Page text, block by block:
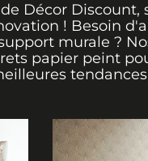
Décor Discount,
! Besoin
murale ?
papier peint